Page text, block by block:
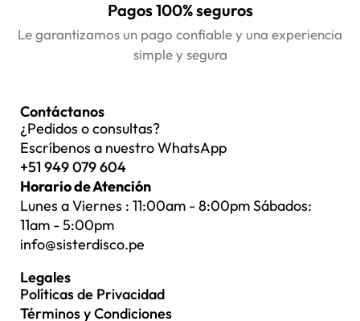
Pagos 100% seguros
Le garantizamos un pago confiable y una experiencia
simple y segura
Contáctanos
¿Pedidos o consultas?
Escríbenos a nuestro WhatsApp
+51 949 079 604
Horario de Atención
Lunes a Viernes : 11:00am - 8:00pm Sábados:
11am - 5:00pm
info@sisterdisco.pe
Legales
Políticas de Privacidad
Términos y Condiciones